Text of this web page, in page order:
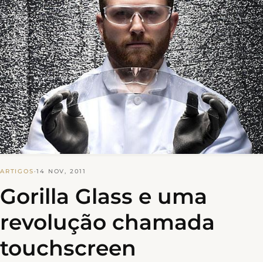
ARTIGOS·14 NOV, 2011
Gorilla Glass e uma
revolução chamada
touchscreen